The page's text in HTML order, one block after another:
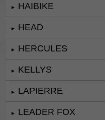
► HAIBIKE
► HEAD
► HERCULES
► KELLYS
► LAPIERRE
► LEADER FOX